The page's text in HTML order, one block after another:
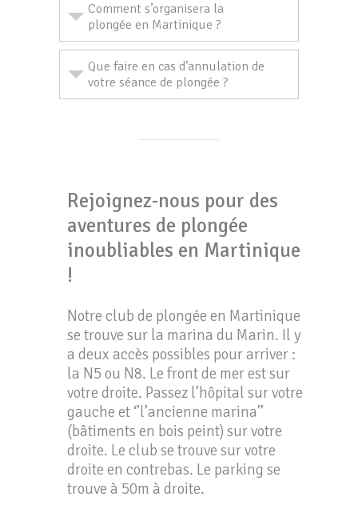
Comment s’organisera la
plongée en Martinique ?
Que faire en cas d’annulation de
votre séance de plongée ?
Rejoignez-nous pour des
aventures de plongée
inoubliables en Martinique
!
Notre club de plongée en Martinique
se trouve sur la marina du Marin. Il y
a deux accès possibles pour arriver :
la N5 ou N8. Le front de mer est sur
votre droite. Passez l’hôpital sur votre
gauche et ‘’l’ancienne marina’’
(bâtiments en bois peint) sur votre
droite. Le club se trouve sur votre
droite en contrebas. Le parking se
trouve à 50m à droite.